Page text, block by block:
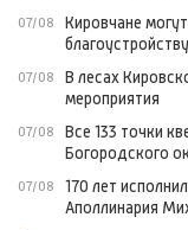
07/08
Кировчане
07/08
В лесах
мероприятия
07/08
Все 133 точки
Богородского
07/08
170 лет
Аполлинария